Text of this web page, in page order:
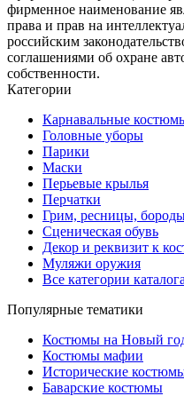
фирменное наименование
права и прав на
российским
соглашениями об охране
собственности.
Категории
Карнавальные
Головные уборы
Парики
Маски
Перьевые крылья
Перчатки
Грим, ресницы,
Сценическая обувь
Декор и реквизит к
Муляжи оружия
Все категории каталога
Популярные тематики
Костюмы на Новый
Костюмы мафии
Исторические
Баварские костюмы